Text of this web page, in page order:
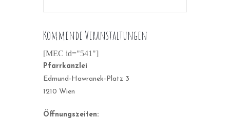
Kommende Veranstaltungen
[MEC id="541"]
Pfarrkanzlei
Edmund-Hawranek-Platz 3
1210 Wien
Öffnungszeiten: